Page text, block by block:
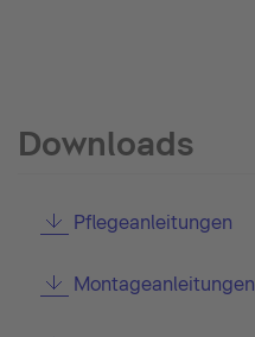
Downloads
Pflegeanleitungen
Montageanleitungen